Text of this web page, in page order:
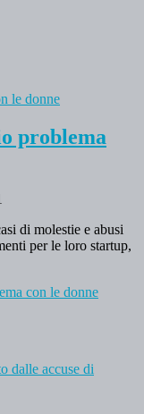
problema
di molestie e abusi
per le loro startup,
con le donne